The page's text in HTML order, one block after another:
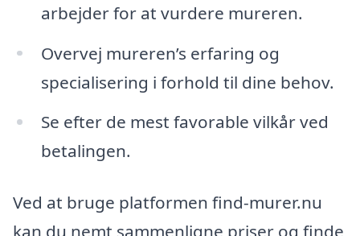
arbejder for at vurdere mureren.
Overvej mureren’s erfaring og
specialisering i forhold til dine behov.
Se efter de mest favorable vilkår ved
betalingen.
Ved at bruge platformen find-murer.nu
kan du nemt sammenligne priser og finde